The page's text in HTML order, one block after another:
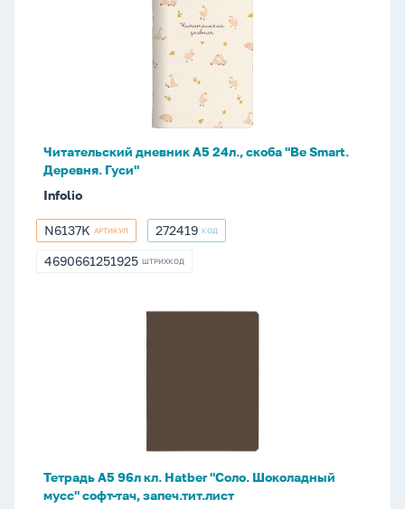
Гуси"
Читательский дневник А5 24л., скоба "Be Smart.
Деревня. Гуси"
Infolio
N6137K
N6137K АРТИКУЛ 272419
272419 КОД
4690661251925
4690661251925 ШТРИХКОД
софт-
Тетрадь А5 96л кл. Hatber "Соло. Шоколадный
мусс" софт-тач, запеч.тит.лист